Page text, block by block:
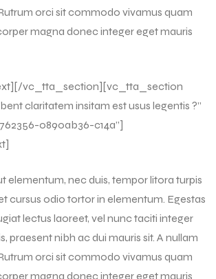
orci sit commodo vivamus quam
magna donec integer eget mauris
vc_tta_section][vc_tta_section
claritatem insitam est usus legentis ?”
0890ab36-c14a”]
elementum, nec duis, tempor litora turpis
cursus odio tortor in elementum. Egestas
lectus laoreet, vel nunc taciti integer
praesent nibh ac dui mauris sit. A nullam
orci sit commodo vivamus quam
magna donec integer eget mauris